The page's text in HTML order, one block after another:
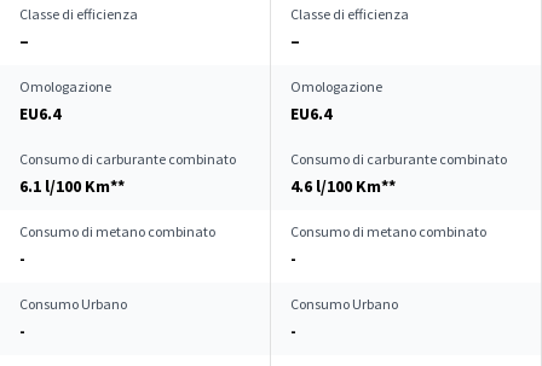
Classe di efficienza
–
Classe di efficienza
–
Omologazione
EU6.4
Omologazione
EU6.4
Consumo di carburante combinato
6.1 l/100 Km**
Consumo di carburante combinato
4.6 l/100 Km**
Consumo di metano combinato
-
Consumo di metano combinato
-
Consumo Urbano
-
Consumo Urbano
-